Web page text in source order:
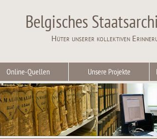
Belgisches
Hüter unserer kollektiven
Online-Quellen Unsere Projekte